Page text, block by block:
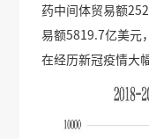
药中间体贸易额
易额5819.7亿美元
在经历新冠疫情大